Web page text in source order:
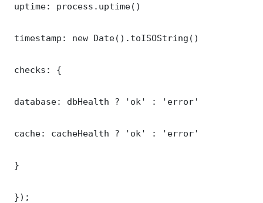
uptime: process.uptime()
timestamp: new Date().toISOString()
checks: {
database: dbHealth ? 'ok' : 'error'
cache: cacheHealth ? 'ok' : 'error'
}
});